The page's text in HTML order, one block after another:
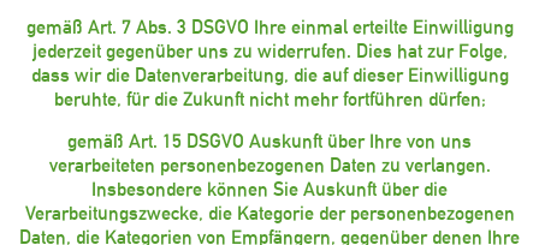
gemäß Art. 7 Abs. 3 DSGVO Ihre einmal erteilte Einwilligung
jederzeit gegenüber uns zu widerrufen. Dies hat zur Folge,
dass wir die Datenverarbeitung, die auf dieser Einwilligung
beruhte, für die Zukunft nicht mehr fortführen dürfen;
gemäß Art. 15 DSGVO Auskunft über Ihre von uns
verarbeiteten personenbezogenen Daten zu verlangen.
Insbesondere können Sie Auskunft über die
Verarbeitungszwecke, die Kategorie der personenbezogenen
Daten, die Kategorien von Empfängern, gegenüber denen Ihre